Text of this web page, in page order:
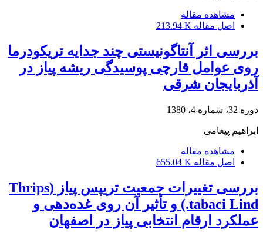
مشاهده مقاله
اصل مقاله 213.94 K
بررسی اثر آنتاگونیستی چند جدایه تریکودرما
روی عوامل قارچی پوسیدگی ریشه پیاز در
آذربایجان شرقی
دوره 32، شماره 4، 1380
ابراهیم پیغامی
مشاهده مقاله
اصل مقاله 655.04 K
بررسی تغییرات جمعیت تریپس پیاز (Thrips
tabaci Lind.) و تأثیر آن روی غده‌دهی و
عملکرد ارقام انتخابی پیاز در اصفهان